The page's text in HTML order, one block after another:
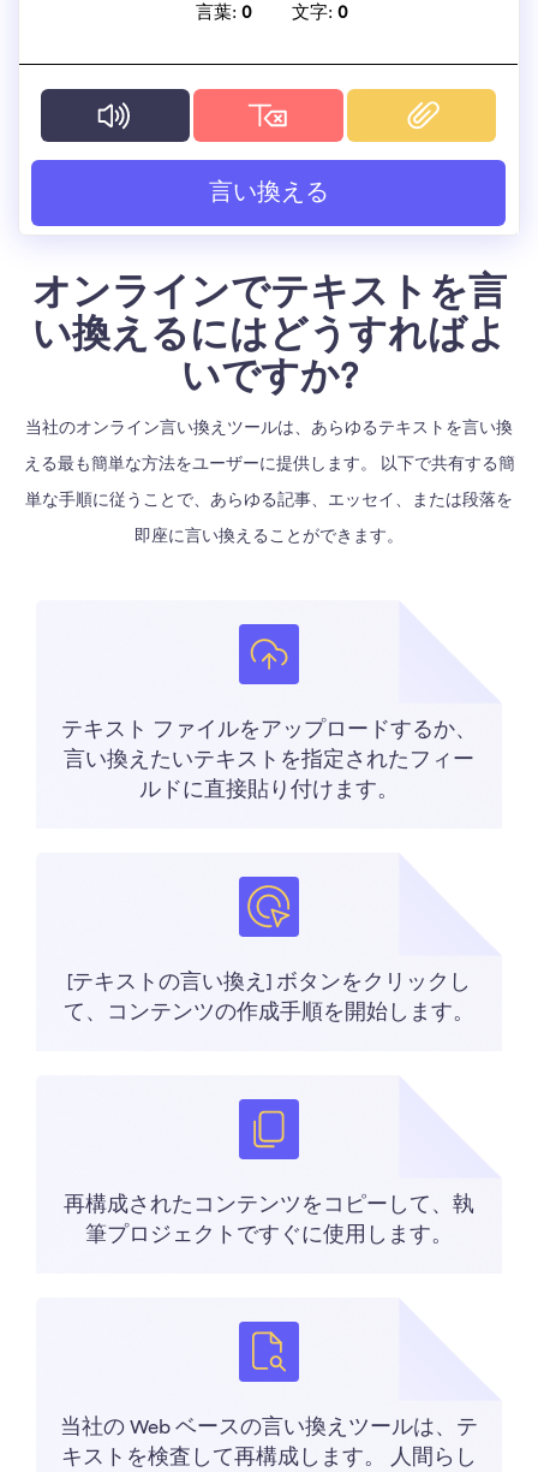
言葉: 0 文字: 0
言い換える
オンラインでテキストを言
い換えるにはどうすればよ
いですか?
当社のオンライン言い換えツールは、あらゆるテキストを言い換
える最も簡単な方法をユーザーに提供します。 以下で共有する簡
単な手順に従うことで、あらゆる記事、エッセイ、または段落を
即座に言い換えることができます。
テキスト ファイルをアップロードするか、
言い換えたいテキストを指定されたフィー
ルドに直接貼り付けます。
[テキストの言い換え] ボタンをクリックし
て、コンテンツの作成手順を開始します。
再構成されたコンテンツをコピーして、執
筆プロジェクトですぐに使用します。
当社の Web ベースの言い換えツールは、テ
キストを検査して再構成します。 人間らし